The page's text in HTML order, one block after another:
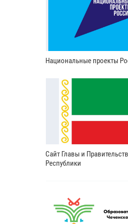
Национальные проекты
Сайт Главы и
Республики